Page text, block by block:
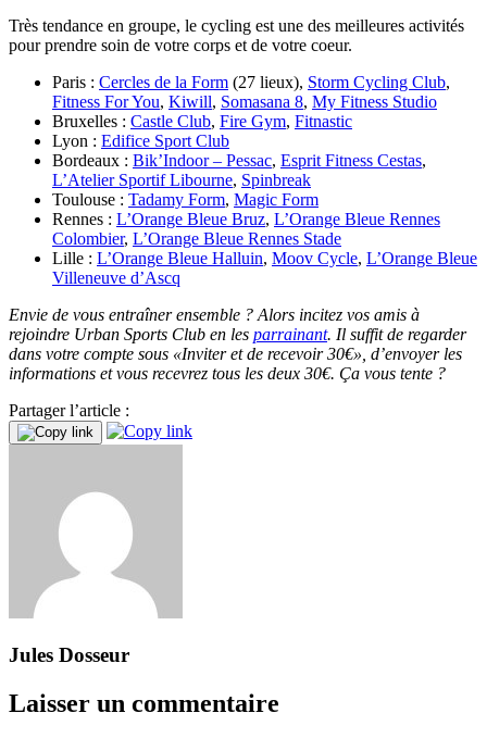
Très tendance en groupe, le cycling est une des meilleures activités
pour prendre soin de votre corps et de votre coeur.
Paris : Cercles de la Form (27 lieux), Storm Cycling Club,
Fitness For You, Kiwill, Somasana 8, My Fitness Studio
Bruxelles : Castle Club, Fire Gym, Fitnastic
Lyon : Edifice Sport Club
Bordeaux : Bik’Indoor – Pessac, Esprit Fitness Cestas,
L’Atelier Sportif Libourne, Spinbreak
Toulouse : Tadamy Form, Magic Form
Rennes : L’Orange Bleue Bruz, L’Orange Bleue Rennes
Colombier, L’Orange Bleue Rennes Stade
Lille : L’Orange Bleue Halluin, Moov Cycle, L’Orange Bleue
Villeneuve d’Ascq
Envie de vous entraîner ensemble ? Alors incitez vos amis à
rejoindre Urban Sports Club en les parrainant. Il suffit de regarder
dans votre compte sous «Inviter et de recevoir 30€», d’envoyer les
informations et vous recevrez tous les deux 30€. Ça vous tente ?
Partager l’article :
Jules Dosseur
Laisser un commentaire